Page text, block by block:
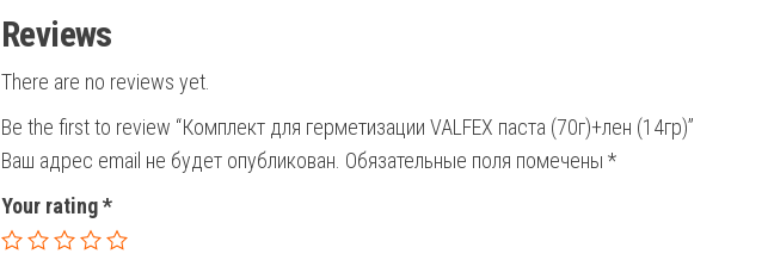
Reviews
There are no reviews yet.
Be the first to review “Комплект для герметизации VALFEX паста (70г)+лен (14гр)”
Ваш адрес email не будет опубликован. Обязательные поля помечены *
Your rating*